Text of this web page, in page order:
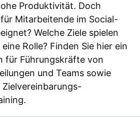
Produktivität. Doch
Mitarbeitende im Social-
Welche Ziele spielen
Rolle? Finden Sie hier ein
für Führungskräfte von
und Teams sowie